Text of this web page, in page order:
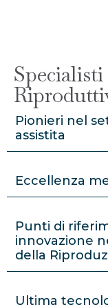
Pionieri nel
assistita
Eccellenza
Punti di
innovazione
della
Ultima